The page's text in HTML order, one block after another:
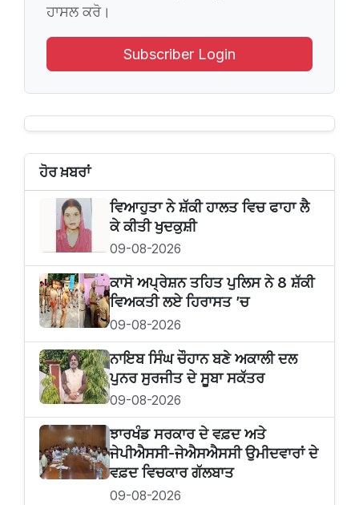
ਹਾਸਲ ਕਰੋ।
Subscriber Login
ਹੋਰ ਖ਼ਬਰਾਂ
ਵਿਆਹੁਤਾ ਨੇ ਸ਼ੱਕੀ ਹਾਲਤ ਵਿਚ ਫਾਹਾ ਲੈ
ਕੇ ਕੀਤੀ ਖੁਦਕੁਸ਼ੀ
09-08-2026
ਕਾਸੋ ਅਪ੍ਰੇਸ਼ਨ ਤਹਿਤ ਪੁਲਿਸ ਨੇ 8 ਸ਼ੱਕੀ
ਵਿਅਕਤੀ ਲਏ ਹਿਰਾਸਤ ’ਚ
09-08-2026
ਨਾਇਬ ਸਿੰਘ ਚੌਹਾਨ ਬਣੇ ਅਕਾਲੀ ਦਲ
ਪੁਨਰ ਸੁਰਜੀਤ ਦੇ ਸੂਬਾ ਸਕੱਤਰ
09-08-2026
ਝਾਰਖੰਡ ਸਰਕਾਰ ਦੇ ਵਫ਼ਦ ਅਤੇ
ਜੇਪੀਐਸਸੀ-ਜੇਐਸਐਸਸੀ ਉਮੀਦਵਾਰਾਂ ਦੇ
ਵਫ਼ਦ ਵਿਚਕਾਰ ਗੱਲਬਾਤ
09-08-2026